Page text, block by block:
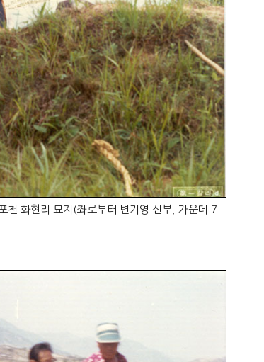
화현리 묘지(좌로부터 변기영 신부, 가운데 7